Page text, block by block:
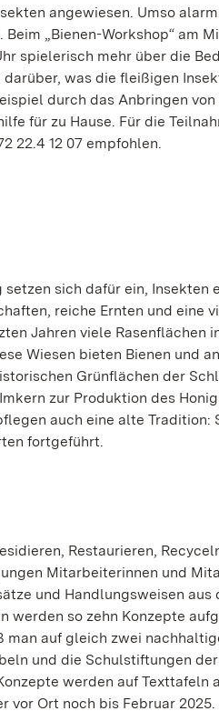
angewiesen. Umso
„Bienen-Workshop“ am
spielerisch mehr über die
was die fleißigen
durch das Anbringen
für zu Hause. Für die
22.4 12 07 empfohlen.
sich dafür ein, Insekten
reiche Ernten und eine
Jahren viele Rasenflächen
Wiesen bieten Bienen und
Grünflächen der
zur Produktion des
auch eine alte
fortgeführt.
Restaurieren,
Mitarbeiterinnen und
und Handlungsweisen
werden so zehn Konzepte
man auf gleich zwei
und die Schulstiftungen
werden auf Texttafeln
vor Ort noch bis Februar 2025.